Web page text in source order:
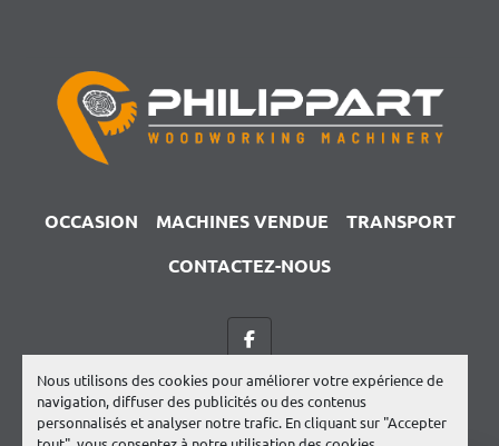
Nous utilisons des cookies pour améliorer votre expérience de
navigation, diffuser des publicités ou des contenus
personnalisés et analyser notre trafic. En cliquant sur "Accepter
OCCASION MACHINES VENDUE
TRANSPORT
CONTACTEZ-NOUS
facebook
Site webMachinio SystemparMachinio
Gérez les cookies